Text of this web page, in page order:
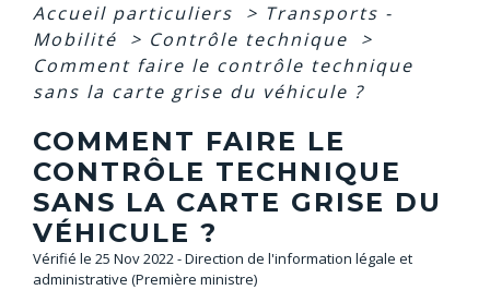
Accueil particuliers > Transports -
Mobilité
> Contrôle technique
>
Comment faire le contrôle technique
sans la carte grise du véhicule ?
COMMENT FAIRE LE
CONTRÔLE TECHNIQUE
SANS LA CARTE GRISE DU
VÉHICULE ?
Vérifié le 25 Nov 2022 - Direction de l'information légale et
administrative (Première ministre)